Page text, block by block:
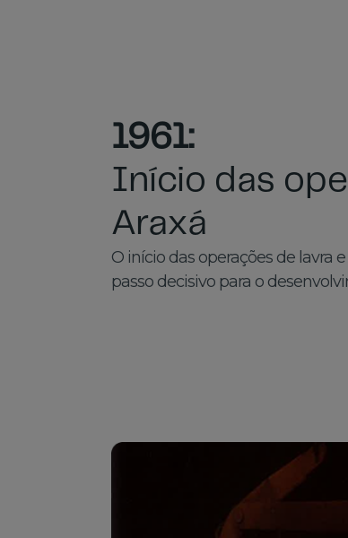
1961:
Início das
Araxá
O início das operações de lavra
passo decisivo para o